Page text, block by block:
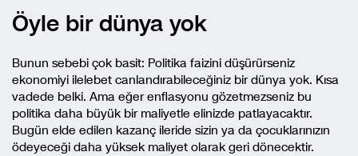
Öyle bir dünya yok
Bunun sebebi çok basit: Politika faizini düşürürseniz
ekonomiyi ilelebet canlandırabileceğiniz bir dünya yok. Kısa
vadede belki. Ama eğer enflasyonu gözetmezseniz bu
politika daha büyük bir maliyetle elinizde patlayacaktır.
Bugün elde edilen kazanç ileride sizin ya da çocuklarınızın
ödeyeceği daha yüksek maliyet olarak geri dönecektir.